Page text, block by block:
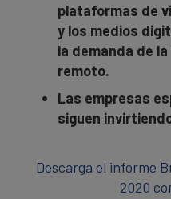
plataformas de
y los medios
la demanda de
remoto.
Las empresas
siguen
Descarga el informe
2020